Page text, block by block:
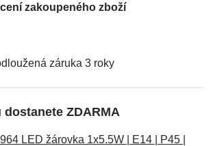
zakoupeného zboží
záruka 3 roky
ZDARMA
LED žárovka 1x5.5W | E14 | P45 |